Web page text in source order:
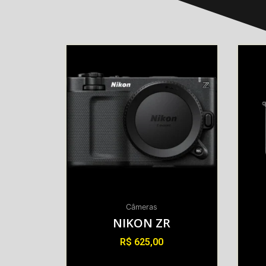
Câmeras
NIKON ZR
R$ 625,00